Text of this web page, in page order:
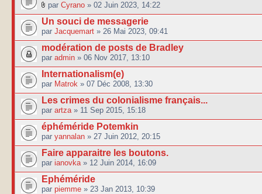
par Cyrano » 02 Juin 2023, 14:22
Un souci de messagerie
par Jacquemart » 26 Mai 2023, 09:41
modération de posts de Bradley
par admin » 06 Nov 2017, 13:10
Internationalism(e)
par Matrok » 07 Déc 2008, 13:30
Les crimes du colonialisme français...
par artza » 11 Sep 2015, 15:18
éphéméride Potemkin
par yannalan » 27 Juin 2012, 20:15
Faire apparaitre les boutons.
par ianovka » 12 Juin 2014, 16:09
Ephéméride
par piemme » 23 Jan 2013, 10:39